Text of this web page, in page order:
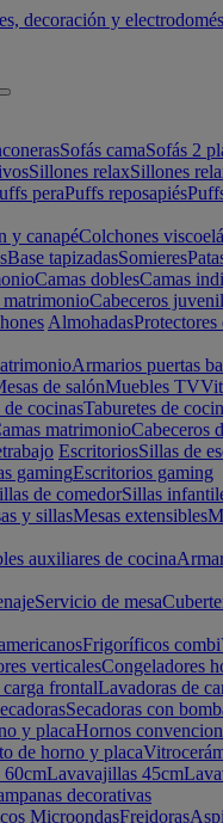
Sofás camaSofás 2
Sillones relaxSillones
peraPuffs reposapiés
y canapéColchones
Base tapizadasSomieres
Camas doblesCamas
matrimonioCabeceros
AlmohadasProtectores
Armarios puertas
de salónMuebles TV
de cocinasTaburetes de
matrimonioCabeceros
EscritoriosSillas de
gamingEscritorios gaming
de comedorSillas
y sillasMesas extensibles
auxiliares de cocina
Servicio de mesa
Frigoríficos combi
verticalesCongeladores
frontalLavadoras de
Secadoras con
y placaHornos
de horno y placa
60cmLavavajillas 45cm
decorativas
MicroondasFreidoras